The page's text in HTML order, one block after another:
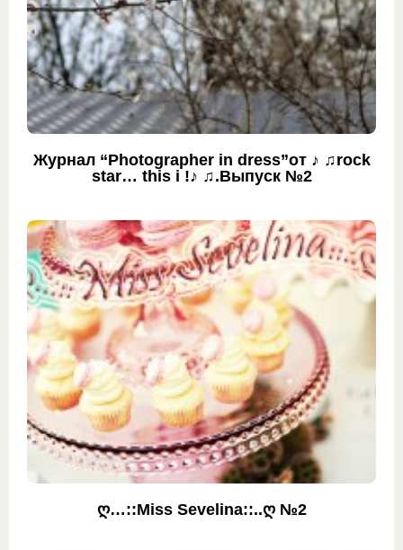
Журнал “Photographer in dress”от ♪ ♫rock
star… this i !♪ ♫.Выпуск №2
ღ…::Miss Sevelina::..ღ №2